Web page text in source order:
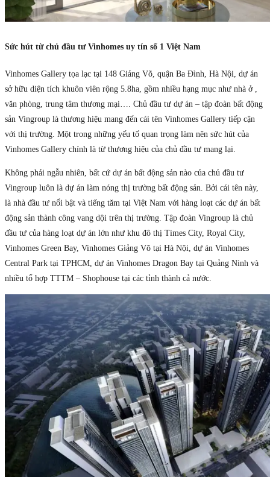
Sức hút từ chủ đầu tư Vinhomes uy tín số 1 Việt Nam
Vinhomes Gallery tọa lạc tại 148 Giảng Võ, quận Ba Đình, Hà Nội, dự án
sở hữu diện tích khuôn viên rộng 5.8ha, gồm nhiều hạng mục như nhà ở ,
văn phòng, trung tâm thương mại…. Chủ đầu tư dự án – tập đoàn bất động
sản Vingroup là thương hiệu mang đến cái tên Vinhomes Gallery tiếp cận
với thị trường. Một trong những yếu tố quan trọng làm nên sức hút của
Vinhomes Gallery chính là từ thương hiệu của chủ đầu tư mang lại.
Không phải ngẫu nhiên, bất cứ dự án bất động sản nào của chủ đầu tư
Vingroup luôn là dự án làm nóng thị trường bất động sản. Bởi cái tên này,
là nhà đầu tư nổi bật và tiếng tăm tại Việt Nam với hàng loạt các dự án bất
động sản thành công vang dội trên thị trường. Tập đoàn Vingroup là chủ
đầu tư của hàng loạt dự án lớn như khu đô thị Times City, Royal City,
Vinhomes Green Bay, Vinhomes Giảng Võ tại Hà Nội, dự án Vinhomes
Central Park tại TPHCM, dự án Vinhomes Dragon Bay tại Quảng Ninh và
nhiều tổ hợp TTTM – Shophouse tại các tỉnh thành cả nước.